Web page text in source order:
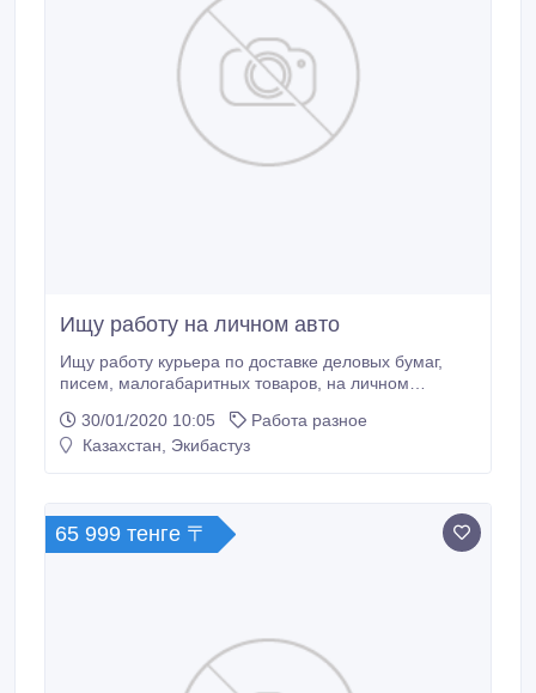
Ищу работу на личном авто
Ищу работу курьера по доставке деловых бумаг,
писем, малогабаритных товаров, на личном
полной занятости, так и сменный график. По всем
вопросам прошу обращаться по номеру + 7 776 841
30/01/2020 10:05
Работа разное
Казахстан, Экибастуз
65 999 тенге 〒